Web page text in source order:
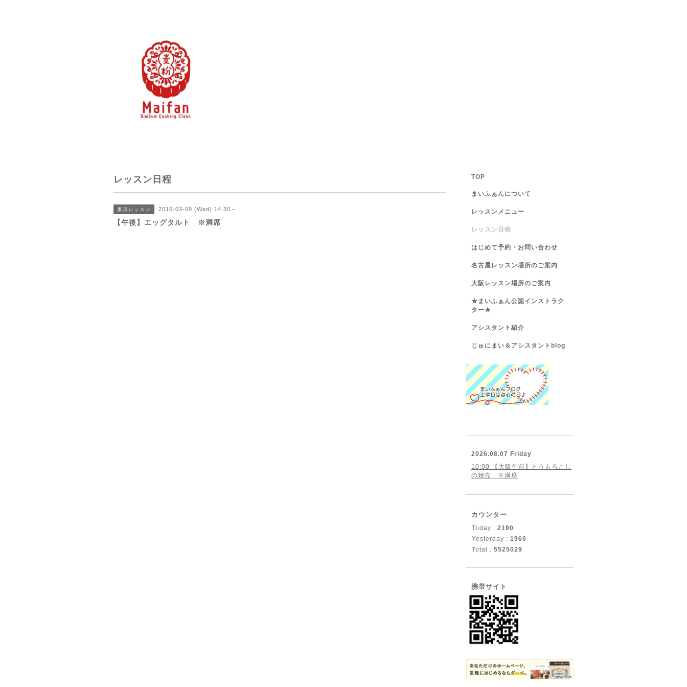
レッスン日程
東京レッスン 2016-03-09 (Wed) 14:30～
【午後】エッグタルト ※満席
TOP
まいふぁんについて
レッスンメニュー
レッスン日程
はじめて予約・お問い合わせ
名古屋レッスン場所のご案内
大阪レッスン場所のご案内
★まいふぁん公認インストラク
ター★
アシスタント紹介
じゅにまい＆アシスタントblog
2026.08.07 Friday
10:00 【大阪午前】とうもろこし
の焼売 ※満席
カウンター
Today : 2190
Yesterday : 1960
Total : 5525029
携帯サイト